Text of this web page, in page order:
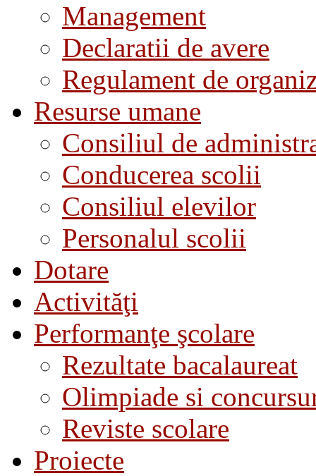
Management
Declaratii de avere
Regulament de
Resurse umane
Consiliul de
Conducerea scolii
Consiliul elevilor
Personalul scolii
Dotare
Activităţi
Performanţe şcolare
Rezultate bacalaureat
Olimpiade si
Reviste scolare
Proiecte